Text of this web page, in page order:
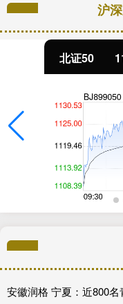
沪
北证50
安徽润格 宁夏：近800